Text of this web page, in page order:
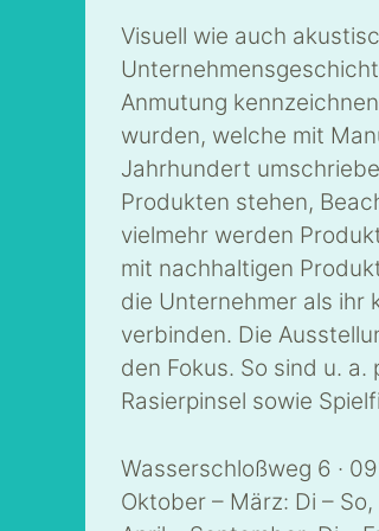
Visuell wie auch
Anmutung
wurden, welche mit
Jahrhundert
Produkten stehen,
vielmehr werden
mit nachhaltigen
die Unternehmer als ihr
verbinden. Die
den Fokus. So sind u.
Rasierpinsel sowie
Wasserschloßweg 6 ·
Oktober – März: Di – So,